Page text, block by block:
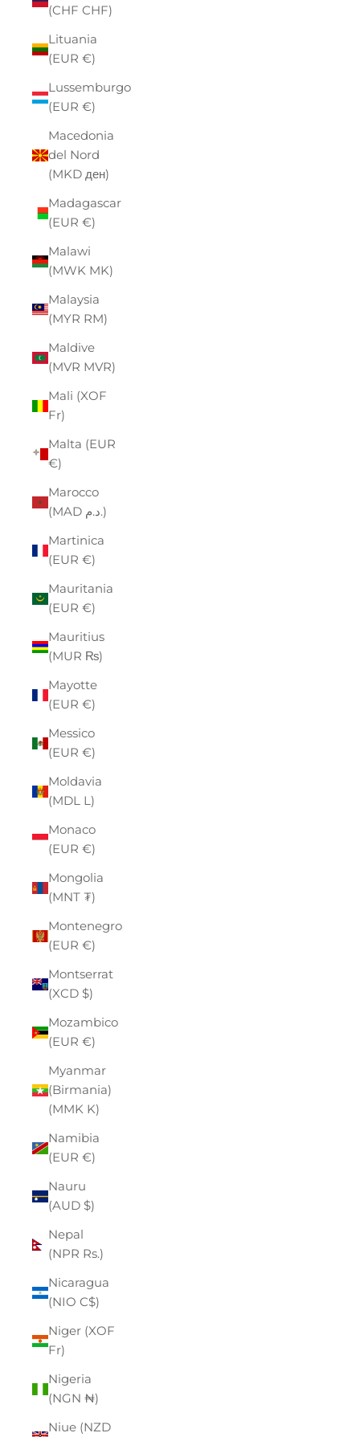
(CHF CHF)
Lituania
(EUR €)
Lussemburgo
(EUR €)
Macedonia
del Nord
(MKD ден)
Madagascar
(EUR €)
Malawi
(MWK MK)
Malaysia
(MYR RM)
Maldive
(MVR MVR)
Mali (XOF
Fr)
Malta (EUR
€)
Marocco
(MAD د.م.)
Martinica
(EUR €)
Mauritania
(EUR €)
Mauritius
(MUR ₨)
Mayotte
(EUR €)
Messico
(EUR €)
Moldavia
(MDL L)
Monaco
(EUR €)
Mongolia
(MNT ₮)
Montenegro
(EUR €)
Montserrat
(XCD $)
Mozambico
(EUR €)
Myanmar
(Birmania)
(MMK K)
Namibia
(EUR €)
Nauru
(AUD $)
Nepal
(NPR Rs.)
Nicaragua
(NIO C$)
Niger (XOF
Fr)
Nigeria
(NGN ₦)
Niue (NZD